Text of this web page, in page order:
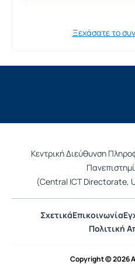
Ξεχάσατε το
Κεντρική Διεύθυνση
(Central ICT Directorate,
ΣχετικάΕπικοινωνία
Πολιτική
Copyright © 2026